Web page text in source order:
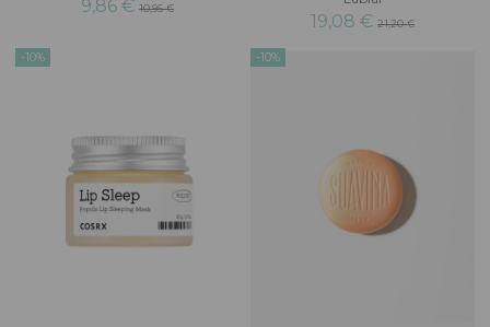
9,86 € 10,95 €
19,08 € 21,20 €
-10% -10%